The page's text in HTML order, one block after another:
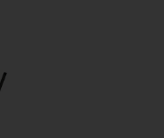
DIFFUSER ディフューザー